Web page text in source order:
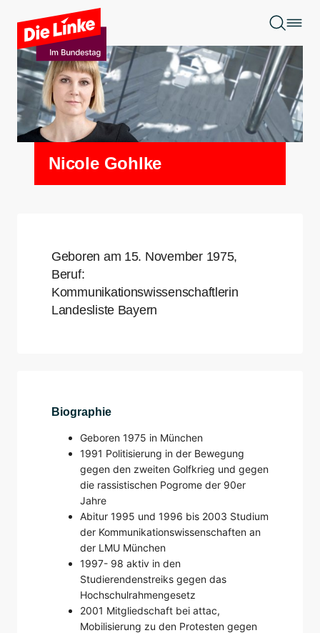
Zum Hauptinhalt springen
Nicole Gohlke
Geboren am 15. November 1975,
Beruf:
Kommunikationswissenschaftlerin
Landesliste Bayern
Biographie
Geboren 1975 in München
1991 Politisierung in der Bewegung
gegen den zweiten Golfkrieg und gegen
die rassistischen Pogrome der 90er
Jahre
Abitur 1995 und 1996 bis 2003 Studium
der Kommunikationswissenschaften an
der LMU München
1997- 98 aktiv in den
Studierendenstreiks gegen das
Hochschulrahmengesetz
2001 Mitgliedschaft bei attac,
Mobilisierung zu den Protesten gegen